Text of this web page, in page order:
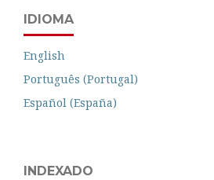
IDIOMA
English
Português (Portugal)
Español (España)
INDEXADO